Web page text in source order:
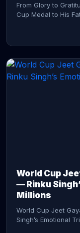
From Glory to
Cup Medal to His
World Cup
— Rinku
Millions
World Cup Jeet
Singh’s Emotional